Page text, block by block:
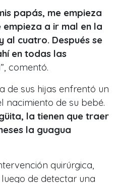
papás, me empieza
a ir mal en la
al cuatro. Después se
en todas las
”, comentó.
de sus hijas enfrentó un
de su bebé.
la tienen que traer
la guagua
quirúrgica,
de detectar una